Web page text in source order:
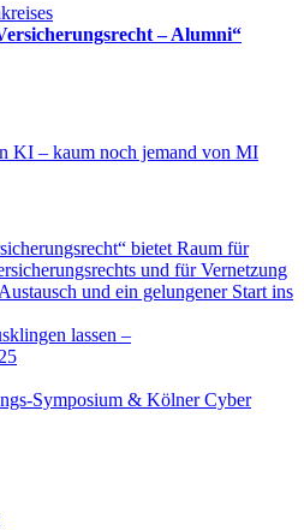
– Alumni“
KI – kaum noch jemand von MI
bietet Raum für
und für Vernetzung
und ein gelungener Start ins
lassen –
Symposium & Kölner Cyber